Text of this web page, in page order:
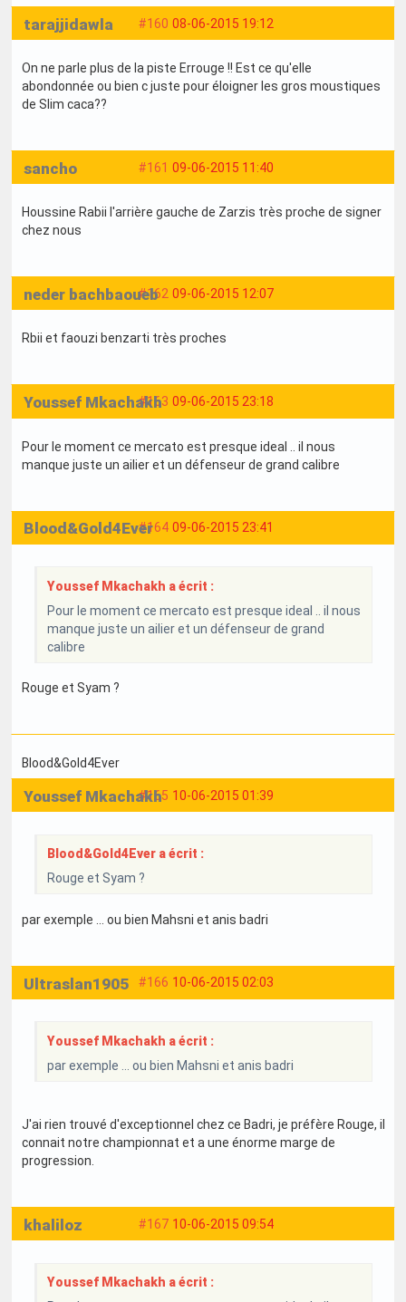
#160 08-06-2015 19:12
tarajjidawla
On ne parle plus de la piste Errouge !! Est ce qu'elle
abondonnée ou bien c juste pour éloigner les gros moustiques
de Slim caca??
#161 09-06-2015 11:40
sancho
Houssine Rabii l'arrière gauche de Zarzis très proche de signer
chez nous
#162 09-06-2015 12:07
neder bachbaoueb
Rbii et faouzi benzarti très proches
#163 09-06-2015 23:18
Youssef Mkachakh
Pour le moment ce mercato est presque ideal .. il nous
manque juste un ailier et un défenseur de grand calibre
#164 09-06-2015 23:41
Blood&Gold4Ever
Youssef Mkachakh a écrit :
Pour le moment ce mercato est presque ideal .. il nous
manque juste un ailier et un défenseur de grand
calibre
Rouge et Syam ?
Blood&Gold4Ever
#165 10-06-2015 01:39
Youssef Mkachakh
Blood&Gold4Ever a écrit :
Rouge et Syam ?
par exemple ... ou bien Mahsni et anis badri
#166 10-06-2015 02:03
Ultraslan1905
Youssef Mkachakh a écrit :
par exemple ... ou bien Mahsni et anis badri
J'ai rien trouvé d'exceptionnel chez ce Badri, je préfère Rouge, il
connait notre championnat et a une énorme marge de
progression.
#167 10-06-2015 09:54
khaliloz
Youssef Mkachakh a écrit :